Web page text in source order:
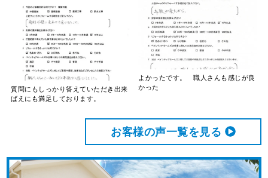
質問にもしっかり答えていただき出来
ばえにも満足しております。
よかったです。 職人さんも感じが良
かった
お客様の声⼀覧を⾒る